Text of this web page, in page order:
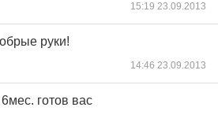
15:19 23.09.2013
руки!
14:46 23.09.2013
готов вас